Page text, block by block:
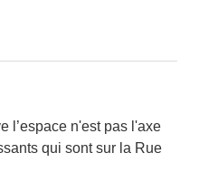
l’espace n'est pas l'axe
qui sont sur la Rue